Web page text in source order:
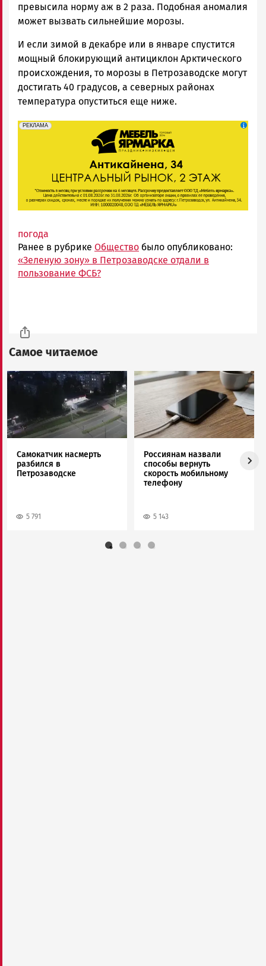
превысила норму аж в 2 раза. Подобная аномалия
может вызвать сильнейшие морозы.
И если зимой в декабре или в январе спустится
мощный блокирующий антициклон Арктического
происхождения, то морозы в Петрозаводске могут
достигать 40 градусов, а северных районах
температура опуститься еще ниже.
erid: 2SDnjeFymr3
РЕКЛАМА
Реклама
погода
Ранее в рубрике Общество было опубликовано:
«Зеленую зону» в Петрозаводске отдали в
пользование ФСБ?
Самое читаемое
Image
Самокатчик насмерть
разбился в
Петрозаводске
5 791
Image
Россиянам назвали
способы вернуть
скорость мобильному
телефону
5 143